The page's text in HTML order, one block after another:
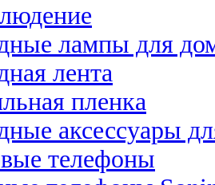
лампы для
лента
пленка
аксессуары
телефоны